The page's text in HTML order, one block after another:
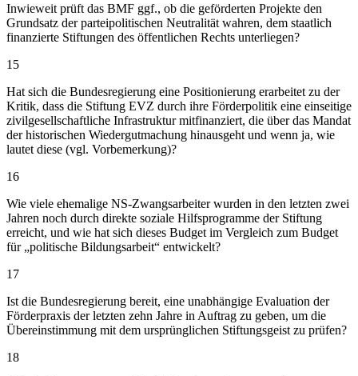
Inwieweit prüft das BMF ggf., ob die geförderten Projekte den
Grundsatz der parteipolitischen Neutralität wahren, dem staatlich
finanzierte Stiftungen des öffentlichen Rechts unterliegen?
15
Hat sich die Bundesregierung eine Positionierung erarbeitet zu der
Kritik, dass die Stiftung EVZ durch ihre Förderpolitik eine einseitige
zivilgesellschaftliche Infrastruktur mitfinanziert, die über das Mandat
der historischen Wiedergutmachung hinausgeht und wenn ja, wie
lautet diese (vgl. Vorbemerkung)?
16
Wie viele ehemalige NS-Zwangsarbeiter wurden in den letzten zwei
Jahren noch durch direkte soziale Hilfsprogramme der Stiftung
erreicht, und wie hat sich dieses Budget im Vergleich zum Budget
für „politische Bildungsarbeit“ entwickelt?
17
Ist die Bundesregierung bereit, eine unabhängige Evaluation der
Förderpraxis der letzten zehn Jahre in Auftrag zu geben, um die
Übereinstimmung mit dem ursprünglichen Stiftungsgeist zu prüfen?
18